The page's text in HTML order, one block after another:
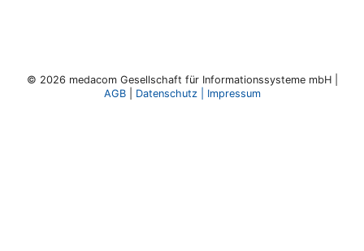
© 2026 medacom Gesellschaft für Informationssysteme mbH |
AGB| Datenschutz| Impressum